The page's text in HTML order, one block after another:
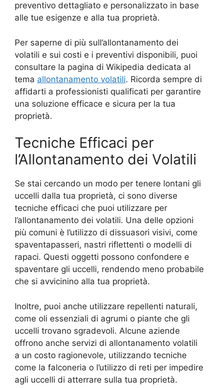
preventivo dettagliato e personalizzato in base
alle tue esigenze e alla tua proprietà.
Per saperne di più sull’allontanamento dei
volatili e sui costi e i preventivi disponibili, puoi
consultare la pagina di Wikipedia dedicata al
tema allontanamento volatili. Ricorda sempre di
affidarti a professionisti qualificati per garantire
una soluzione efficace e sicura per la tua
proprietà.
Tecniche Efficaci per
l’Allontanamento dei Volatili
Se stai cercando un modo per tenere lontani gli
uccelli dalla tua proprietà, ci sono diverse
tecniche efficaci che puoi utilizzare per
l’allontanamento dei volatili. Una delle opzioni
più comuni è l’utilizzo di dissuasori visivi, come
spaventapasseri, nastri riflettenti o modelli di
rapaci. Questi oggetti possono confondere e
spaventare gli uccelli, rendendo meno probabile
che si avvicinino alla tua proprietà.
Inoltre, puoi anche utilizzare repellenti naturali,
come oli essenziali di agrumi o piante che gli
uccelli trovano sgradevoli. Alcune aziende
offrono anche servizi di allontanamento volatili
a un costo ragionevole, utilizzando tecniche
come la falconeria o l’utilizzo di reti per impedire
agli uccelli di atterrare sulla tua proprietà.